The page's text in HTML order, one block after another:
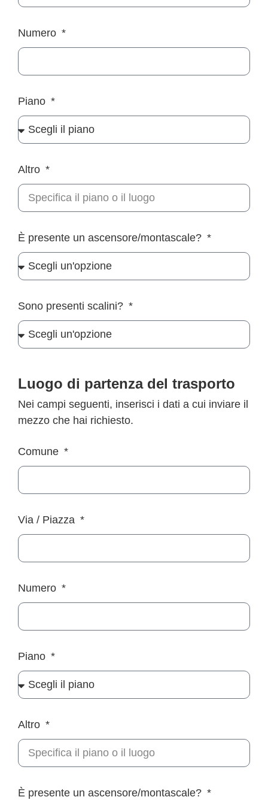
Numero
Piano
Altro
È presente un ascensore/montascale?
Sono presenti scalini?
Luogo di partenza del trasporto
Nei campi seguenti, inserisci i dati a cui inviare il
mezzo che hai richiesto.
Comune
Via / Piazza
Numero
Piano
Altro
È presente un ascensore/montascale?